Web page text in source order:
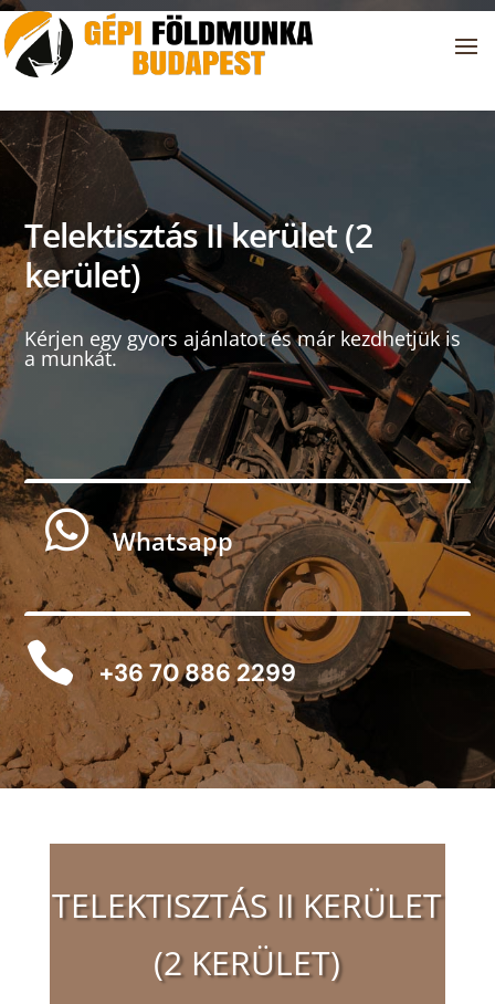
Telektisztás II kerület (2
kerület)
Kérjen egy gyors ajánlatot és már kezdhetjük is
a munkát.
 Whatsapp
 +36 70 886 2299
TELEKTISZTÁS II KERÜLET
(2 KERÜLET)